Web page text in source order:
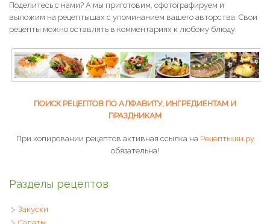
Поделитесь с нами? А мы приготовим, сфотографируем и
выложим на рецептышах с упоминанием вашего авторства. Свои
рецепты можно оставлять в комментариях к любому блюду.
ПОИСК РЕЦЕПТОВ ПО АЛФАВИТУ, ИНГРЕДИЕНТАМ И
ПРАЗДНИКАМ
При копировании рецептов активная ссылка на Рецептыши.ру
обязательна!
Разделы рецептов
Закуски